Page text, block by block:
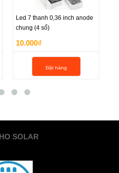
Led 7 thanh 0,36 inch anode
chung (4 số)
Led 7 thanh 0,36 inch anode
chung (4 số)
10.000₫
Đặt hàng
SOLAR